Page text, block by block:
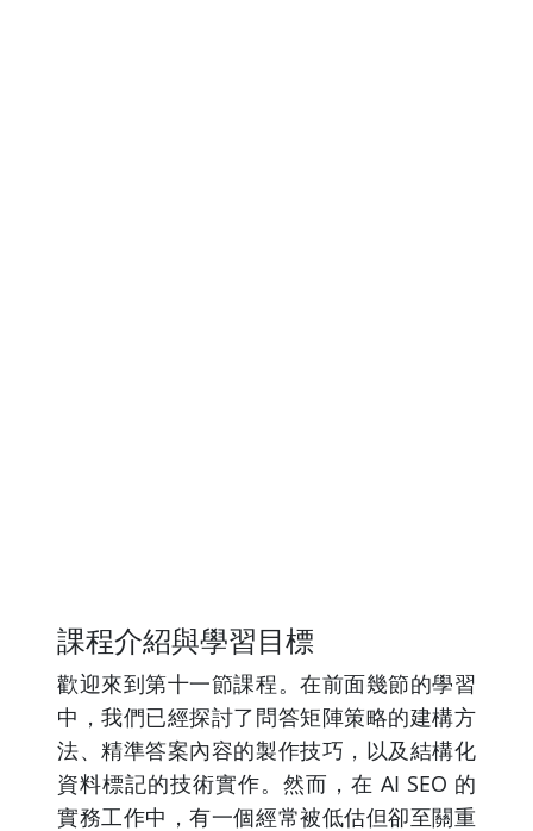
課程介紹與學習目標
歡迎來到第十一節課程。在前面幾節的學習
中，我們已經探討了問答矩陣策略的建構方
法、精準答案內容的製作技巧，以及結構化
資料標記的技術實作。然而，在 AI SEO 的
實務工作中，有一個經常被低估但卻至關重